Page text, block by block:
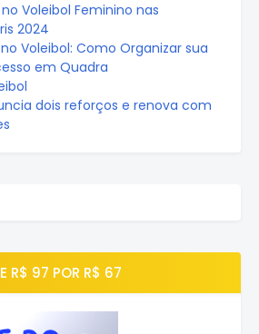
Voleibol Feminino nas
2024
Voleibol: Como Organizar sua
em Quadra
dois reforços e renova com
R$ 97 POR R$ 67